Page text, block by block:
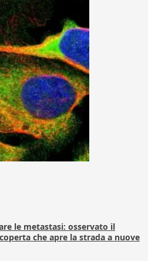
le metastasi: osservato il
che apre la strada a nuove